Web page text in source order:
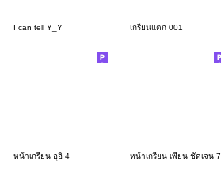
I can tell Y_Y เกรียนแตก 001
หน้าเกรียน อุอิ 4 หน้าเกรียน เพี้ยน ชัดเจน 7